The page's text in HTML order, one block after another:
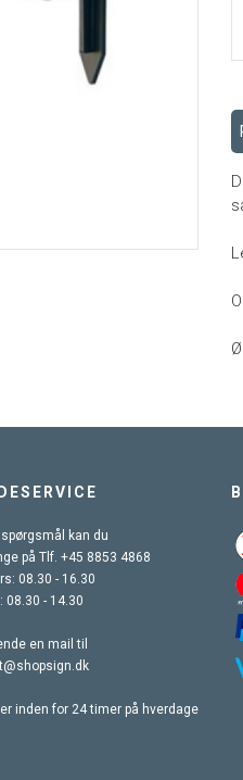
spørgsmål kan du
på Tlf. +45 8853 4868
08.30 - 16.30
08.30 - 14.30
en mail til
inden for 24 timer på hverdage